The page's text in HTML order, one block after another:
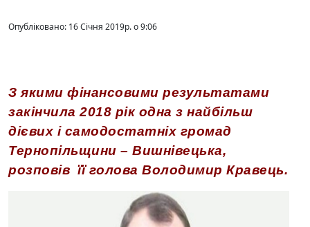
Опубліковано: 16 Січня 2019р. о 9:06
З якими фінансовими результатами
закінчила 2018 рік одна з найбільш
дієвих і самодостатніх громад
Тернопільщини – Вишнівецька,
розповів її голова Володимир Кравець.